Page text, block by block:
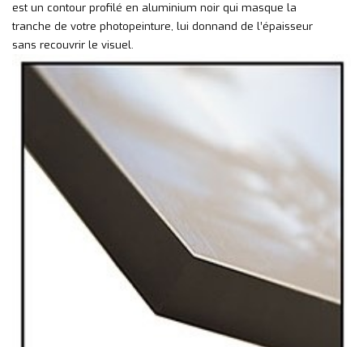
est un contour profilé en aluminium noir qui masque la
tranche de votre photopeinture, lui donnand de l’épaisseur
sans recouvrir le visuel.